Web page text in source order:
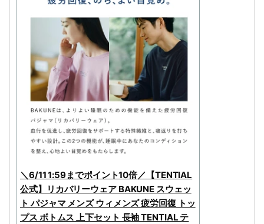
＼6/11 1:59までポイント10倍／【TENTIAL
公式】リカバリーウェア BAKUNE スウェッ
ト パジャマ メンズ ウィメンズ 疲労回復 トッ
プス ボトムス 上下セット 長袖 TENTIAL テ